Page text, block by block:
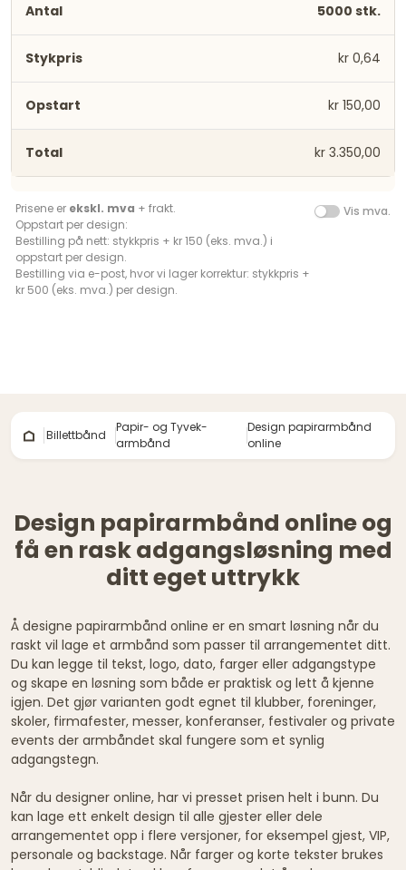
5000 stk.
kr 0,64
kr 150,00
kr 3.350,00
Prisene er ekskl. mva + frakt.
Oppstart per design:
Bestilling på nett: stykkpris + kr 150 (eks. mva.) i
oppstart per design.
Bestilling via e-post, hvor vi lager korrektur: stykkpris +
kr 500 (eks. mva.) per design.
Vis mva.
Billettbånd
Papir- og Tyvek-
armbånd
Design papirarmbånd
online
Design papirarmbånd online og
få en rask adgangsløsning med
ditt eget uttrykk
Å designe papirarmbånd online er en smart løsning når du
raskt vil lage et armbånd som passer til arrangementet ditt.
Du kan legge til tekst, logo, dato, farger eller adgangstype
og skape en løsning som både er praktisk og lett å kjenne
igjen. Det gjør varianten godt egnet til klubber, foreninger,
skoler, firmafester, messer, konferanser, festivaler og private
events der armbåndet skal fungere som et synlig
adgangstegn.
Når du designer online, har vi presset prisen helt i bunn. Du
kan lage ett enkelt design til alle gjester eller dele
arrangementet opp i flere versjoner, for eksempel gjest, VIP,
personale og backstage. Når farger og korte tekster brukes